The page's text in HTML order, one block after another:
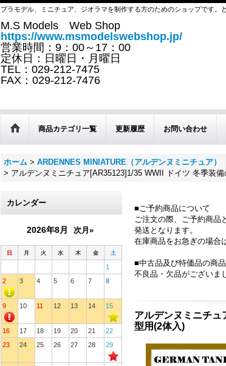
プラモデル、ミニチュア、ジオラマを制作する方のためのショップです。
M.S Models Web Shop
https://www.msmodelswebshop.jp/
営業時間：9：00～17：00
定休日：日曜日・月曜日
TEL：029-212-7475
FAX：029-212-7476
商品カテゴリ一覧 更新履歴 お問い合わせ
ホーム > ARDENNES MINIATURE（アルデンヌミニチュア）
> アルデンヌミニチュア[AR35123]1/35 WWII ドイツ 冬季装
カレンダー
2026年8月 次月»
日 月 火 水 木 金 土
1
2
3 4 5 6 7 8
9 10 11 12 13 14 15
16 17 18 19 20 21
22
23
24 25 26 27 28 29
■ご予約商品について
ご注文の際、ご予約商品
発送となります。
在庫商品をお急ぎの場合
■中古品及び特価品の商
不良品・欠品がございま
アルデンヌミニチュ
型用(2体入)